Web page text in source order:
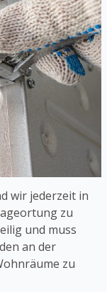
wir jederzeit in
zu
und muss
an der
zu